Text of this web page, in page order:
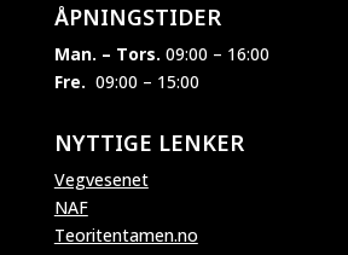
ÅPNINGSTIDER
Man. – Tors. 09:00 – 16:00
Fre. 09:00 – 15:00
NYTTIGE LENKER
Vegvesenet
NAF
Teoritentamen.no